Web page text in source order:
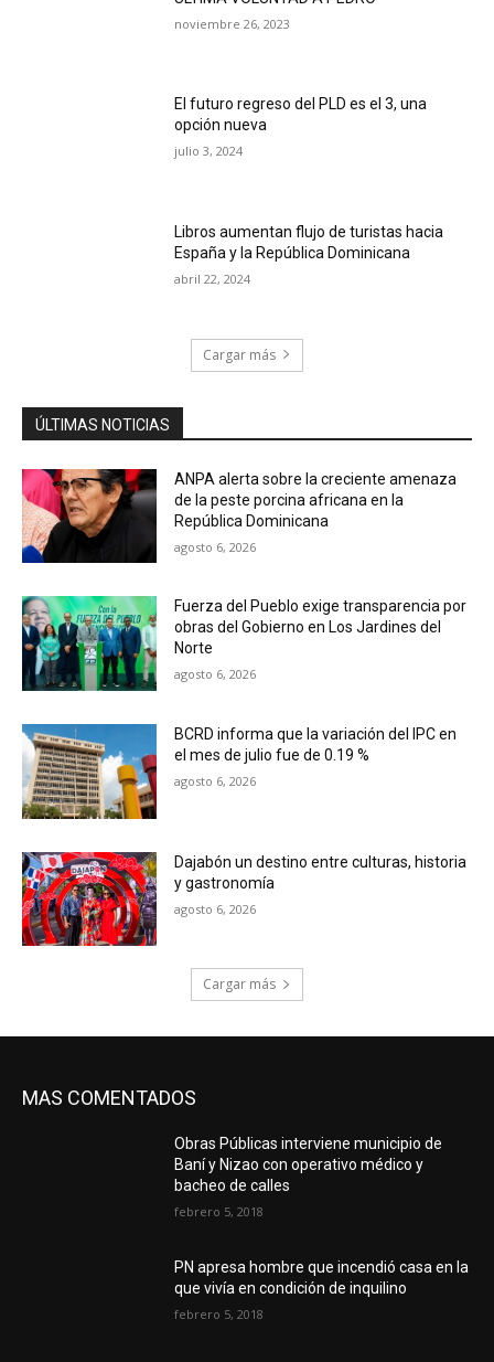
noviembre 26, 2023
El futuro regreso del PLD es el 3, una
opción nueva
julio 3, 2024
Libros aumentan flujo de turistas hacia
España y la República Dominicana
abril 22, 2024
Cargar más
ÚLTIMAS NOTICIAS
ANPA alerta sobre la creciente amenaza
de la peste porcina africana en la
República Dominicana
agosto 6, 2026
Fuerza del Pueblo exige transparencia por
obras del Gobierno en Los Jardines del
Norte
agosto 6, 2026
BCRD informa que la variación del IPC en
el mes de julio fue de 0.19 %
agosto 6, 2026
Dajabón un destino entre culturas, historia
y gastronomía
agosto 6, 2026
Cargar más
MAS COMENTADOS
Obras Públicas interviene municipio de
Baní y Nizao con operativo médico y
bacheo de calles
febrero 5, 2018
PN apresa hombre que incendió casa en la
que vivía en condición de inquilino
febrero 5, 2018